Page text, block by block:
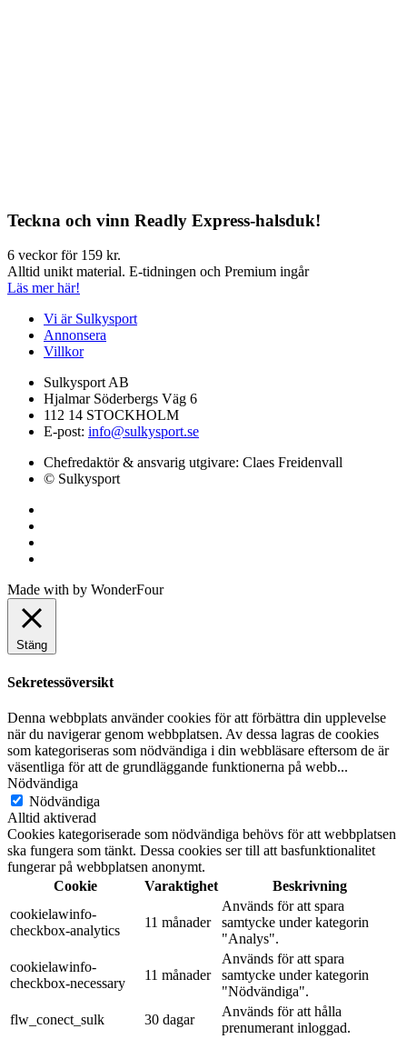
Teckna och vinn Readly Express-halsduk!
6 veckor för 159 kr.
Alltid unikt material. E-tidningen och Premium ingår
Läs mer här!
Vi är Sulkysport
Annonsera
Villkor
Sulkysport AB
Hjalmar Söderbergs Väg 6
112 14 STOCKHOLM
E-post: info@sulkysport.se
Chefredaktör & ansvarig utgivare: Claes Freidenvall
© Sulkysport
Made with by WonderFour
Stäng
Sekretessöversikt
Denna webbplats använder cookies för att förbättra din upplevelse
när du navigerar genom webbplatsen. Av dessa lagras de cookies
som kategoriseras som nödvändiga i din webbläsare eftersom de är
väsentliga för att de grundläggande funktionerna på webb...
Nödvändiga
Nödvändiga
Alltid aktiverad
Cookies kategoriserade som nödvändiga behövs för att webbplatsen
ska fungera som tänkt. Dessa cookies ser till att basfunktionalitet
fungerar på webbplatsen anonymt.
Cookie
Varaktighet
Beskrivning
cookielawinfo-
checkbox-analytics
11 månader
Används för att spara
samtycke under kategorin
"Analys".
cookielawinfo-
checkbox-necessary
11 månader
Används för att spara
samtycke under kategorin
"Nödvändiga".
flw_conect_sulk
30 dagar
Används för att hålla
prenumerant inloggad.